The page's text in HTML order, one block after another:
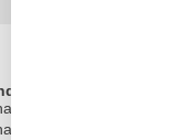
INN
MUC